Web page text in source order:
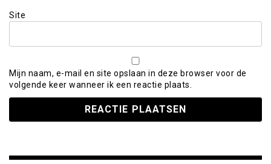
Site
Mijn naam, e-mail en site opslaan in deze browser voor de
volgende keer wanneer ik een reactie plaats.